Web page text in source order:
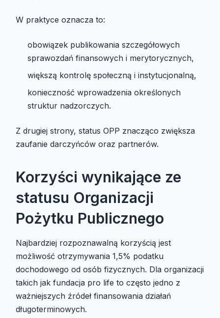
W praktyce oznacza to:
obowiązek publikowania szczegółowych
sprawozdań finansowych i merytorycznych,
większą kontrolę społeczną i instytucjonalną,
konieczność wprowadzenia określonych
struktur nadzorczych.
Z drugiej strony, status OPP znacząco zwiększa
zaufanie darczyńców oraz partnerów.
Korzyści wynikające ze
statusu Organizacji
Pożytku Publicznego
Najbardziej rozpoznawalną korzyścią jest
możliwość otrzymywania 1,5% podatku
dochodowego od osób fizycznych. Dla organizacji
takich jak fundacja pro life to często jedno z
ważniejszych źródeł finansowania działań
długoterminowych.